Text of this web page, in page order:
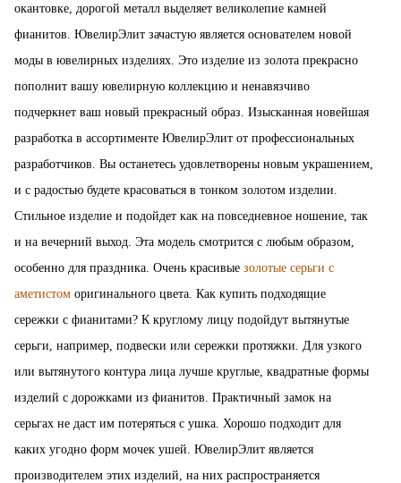
окантовке, дорогой металл выделяет великолепие камней
фианитов. ЮвелирЭлит зачастую является основателем новой
моды в ювелирных изделиях. Это изделие из золота прекрасно
пополнит вашу ювелирную коллекцию и ненавязчиво
подчеркнет ваш новый прекрасный образ. Изысканная новейшая
разработка в ассортименте ЮвелирЭлит от профессиональных
разработчиков. Вы останетесь удовлетворены новым украшением,
и с радостью будете красоваться в тонком золотом изделии.
Стильное изделие и подойдет как на повседневное ношение, так
и на вечерний выход. Эта модель смотрится с любым образом,
особенно для праздника. Очень красивые золотые серьги с
аметистом оригинального цвета. Как купить подходящие
сережки с фианитами? К круглому лицу подойдут вытянутые
серьги, например, подвески или сережки протяжки. Для узкого
или вытянутого контура лица лучше круглые, квадратные формы
изделий с дорожками из фианитов. Практичный замок на
серьгах не даст им потеряться с ушка. Хорошо подходит для
каких угодно форм мочек ушей. ЮвелирЭлит является
производителем этих изделий, на них распространяется